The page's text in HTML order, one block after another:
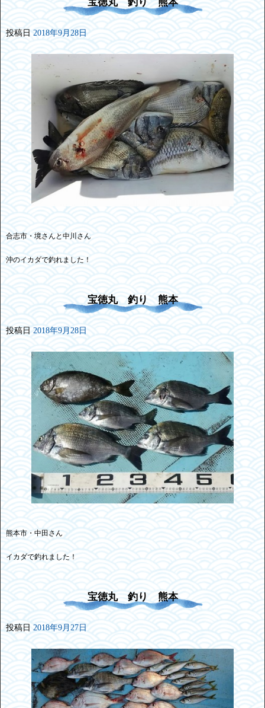
投稿日 2018年9月28日
合志市・境さんと中川さん
沖のイカダで釣れました！
宝徳丸 釣り 熊本
投稿日 2018年9月28日
熊本市・中田さん
イカダで釣れました！
宝徳丸 釣り 熊本
投稿日 2018年9月27日